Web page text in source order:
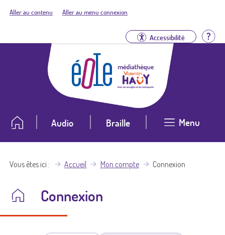
Aller au contenu Aller au menu connexion
Accessibilité
Audio Braille Menu
Vous êtes ici Accueil Mon compte Connexion
Connexion